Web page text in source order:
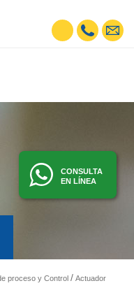
CONSULTA
EN LÍNEA
proceso y Control Actuadores Electricos